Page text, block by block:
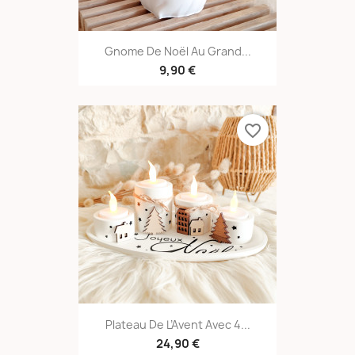
Gnome De Noël Au Grand...
9,90 €
Plateau De L’Avent Avec 4...
24,90 €
favorite_border